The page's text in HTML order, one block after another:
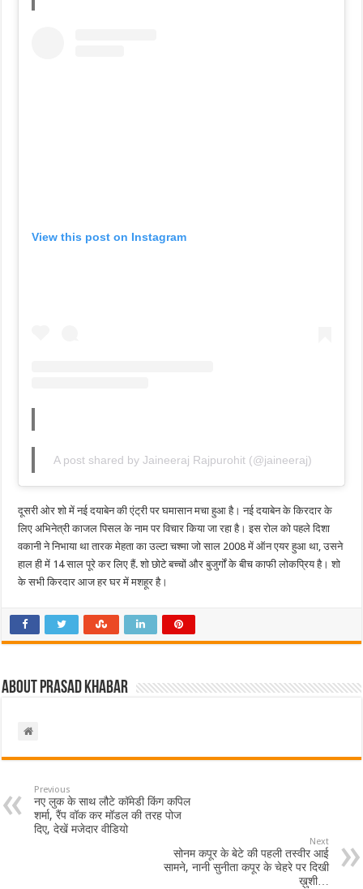
View this post on Instagram
A post shared by Jaineeraj Rajpurohit (@jaineeraj)
दूसरी ओर शो में नई दयाबेन की एंट्री पर घमासान मचा हुआ है। नई दयाबेन के किरदार के
लिए अभिनेत्री काजल पिसल के नाम पर विचार किया जा रहा है। इस रोल को पहले दिशा
वकानी ने निभाया था तारक मेहता का उल्टा चश्मा जो साल 2008 में ऑन एयर हुआ था, उसने
हाल ही में 14 साल पूरे कर लिए हैं. शो छोटे बच्चों और बुजुर्गों के बीच काफी लोकप्रिय है। शो
के सभी किरदार आज हर घर में मशहूर है।
About Prasad Khabar
Previous
नए लुक के साथ लौटे कॉमेडी किंग कपिल
शर्मा, रैंप वॉक कर मॉडल की तरह पोज
दिए, देखें मजेदार वीडियो
Next
सोनम कपूर के बेटे की पहली तस्वीर आई
सामने, नानी सुनीता कपूर के चेहरे पर दिखी
ख़ुशी…